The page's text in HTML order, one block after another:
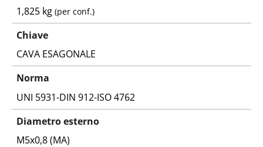
1,825 kg(per conf.)
Chiave
CAVA ESAGONALE
Norma
UNI 5931-DIN 912-ISO 4762
Diametro esterno
M5x0,8 (MA)